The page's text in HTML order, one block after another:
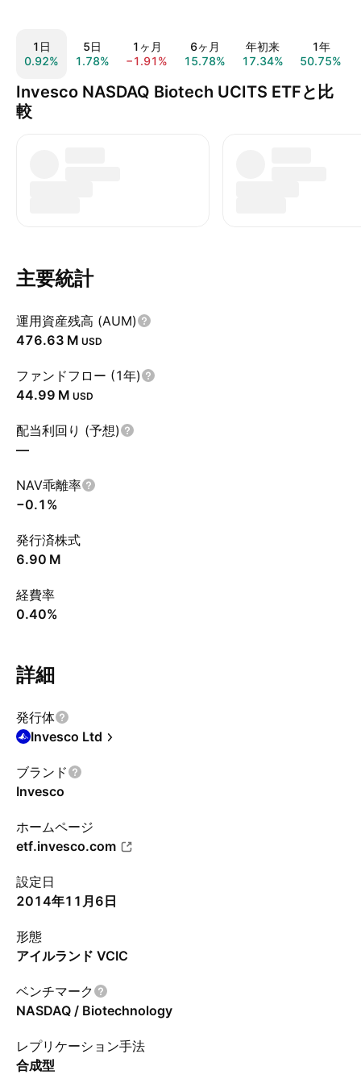
1日
0.92%
5日
1.78%
1ヶ月
−1.91%
6ヶ月
15.78%
年初来
17.34%
1年
50.75%
Invesco NASDAQ Biotech UCITS ETFと比
較
主要統計
運用資産残高 (AUM)
‪476.63 M‬ USD
ファンドフロー (1年)
‪44.99 M‬ USD
配当利回り (予想)
—
NAV乖離率
−0.1%
発行済株式
‪6.90 M‬
経費率
0.40%
詳細
発行体
Invesco Ltd
ブランド
Invesco
ホームページ
etf.invesco.com
設定日
2014年11月6日
形態
アイルランド VCIC
ベンチマーク
NASDAQ / Biotechnology
レプリケーション手法
合成型